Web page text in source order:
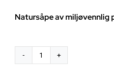
Natursåpe av miljøvennlig
Natursåpe